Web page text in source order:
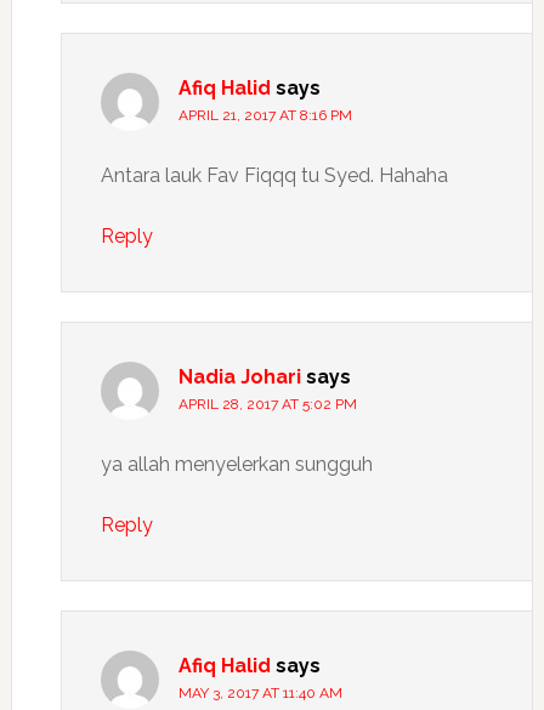
Afiq Halid says
APRIL 21, 2017 AT 8:16 PM
Antara lauk Fav Fiqqq tu Syed. Hahaha
Reply
Nadia Johari says
APRIL 28, 2017 AT 5:02 PM
ya allah menyelerkan sungguh
Reply
Afiq Halid says
MAY 3, 2017 AT 11:40 AM